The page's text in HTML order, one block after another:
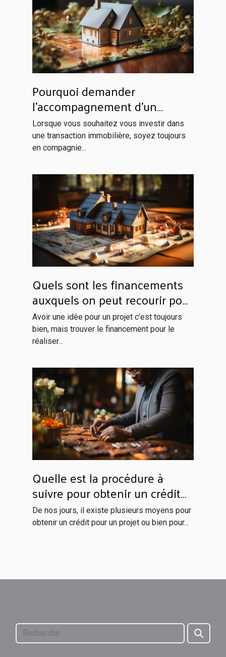
Pourquoi demander
l’accompagnement d’un
notaire lors d’une transaction
immobilière ?
Lorsque vous souhaitez vous investir dans
une transaction immobilière, soyez toujours
en compagnie...
Quels sont les financements
auxquels on peut recourir pour
son projet ?
Avoir une idée pour un projet c’est toujours
bien, mais trouver le financement pour le
réaliser...
Quelle est la procédure à
suivre pour obtenir un crédit
financier ?
De nos jours, il existe plusieurs moyens pour
obtenir un crédit pour un projet ou bien pour...